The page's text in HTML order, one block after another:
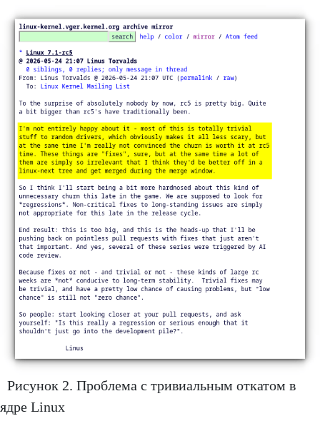
Рисунок 2. Проблема с тривиальным откатом в
ядре Linux